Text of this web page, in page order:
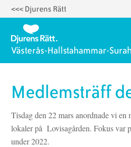
Hoppa
huvudinnehåll
<<< Djurens Rätt
Västerås-Hallstahammar-
Om oss
Medlemsträffar 2026
Bli aktiv
Medlemsträff
Tisdag den 22 mars anordnade vi
lokaler på Lovisagården. Fokus var
under 2022.